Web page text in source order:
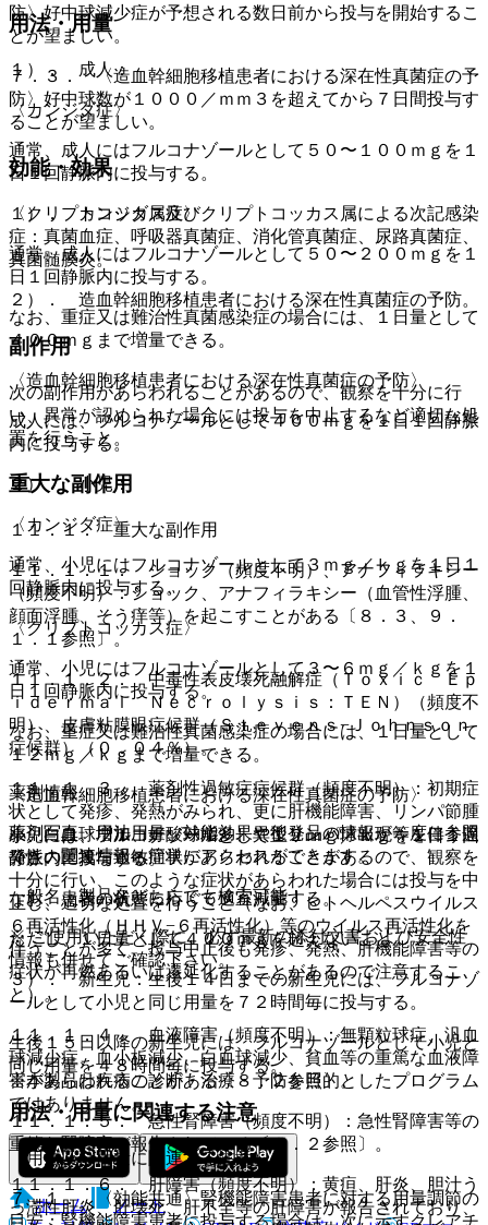
防〉好中球減少症が予想される数日前から投与を開始するこ
とが望ましい。
７．３． 〈造血幹細胞移植患者における深在性真菌症の予
防〉好中球数が１０００／ｍｍ３を超えてから７日間投与す
ることが望ましい。
効能・効果
１）． カンジダ属及びクリプトコッカス属による次記感染
症：真菌血症、呼吸器真菌症、消化管真菌症、尿路真菌症、
真菌髄膜炎。
２）． 造血幹細胞移植患者における深在性真菌症の予防。
副作用
次の副作用があらわれることがあるので、観察を十分に行
い、異常が認められた場合には投与を中止するなど適切な処
置を行うこと。
重大な副作用
１１．１． 重大な副作用
１１．１．１． ショック（頻度不明）、アナフィラキシー
（頻度不明）：ショック、アナフィラキシー（血管性浮腫、
顔面浮腫、そう痒等）を起こすことがある〔８．３、９．
１．１参照〕。
１１．１．２． 中毒性表皮壊死融解症（Ｔｏｘｉｃ Ｅｐ
ｉｄｅｒｍａｌ Ｎｅｃｒｏｌｙｓｉｓ：ＴＥＮ）（頻度不
明）、皮膚粘膜眼症候群（Ｓｔｅｖｅｎｓ−Ｊｏｈｎｓｏｎ
症候群）（０．０４％）。
１１．１．３． 薬剤性過敏症症候群（頻度不明）：初期症
状として発疹、発熱がみられ、更に肝機能障害、リンパ節腫
脹、白血球増加、好酸球増多、異型リンパ球出現等を伴う遅
発性の重篤な過敏症状があらわれることがあるので、観察を
十分に行い、このような症状があらわれた場合には投与を中
止し、適切な処置を行うこと（なお、ヒトヘルペスウイルス
６再活性化（ＨＨＶ−６再活性化）等のウイルス再活性化を
伴うことが多く、投与中止後も発疹、発熱、肝機能障害等の
症状が再燃あるいは遷延化することがあるので注意するこ
と）。
１１．１．４． 血液障害（頻度不明）：無顆粒球症、汎血
球減少症、血小板減少、白血球減少、貧血等の重篤な血液障
害があらわれることがある〔８．２参照〕。
１１．１．５． 急性腎障害（頻度不明）：急性腎障害等の
重篤な腎障害が報告されている〔８．２参照〕。
１１．１．６． 肝障害（頻度不明）：黄疸、肝炎、胆汁う
っ滞性肝炎、肝壊死、肝不全等の肝障害が報告されており、
用法・用量
１）． 成人：
〈カンジダ症〉
通常、成人にはフルコナゾールとして５０〜１００ｍｇを１
日１回静脈内に投与する。
〈クリプトコッカス症〉
通常、成人にはフルコナゾールとして５０〜２００ｍｇを１
日１回静脈内に投与する。
なお、重症又は難治性真菌感染症の場合には、１日量として
４００ｍｇまで増量できる。
〈造血幹細胞移植患者における深在性真菌症の予防〉
成人には、フルコナゾールとして４００ｍｇを１日１回静脈
内に投与する。
２）． 小児：
〈カンジダ症〉
通常、小児にはフルコナゾールとして３ｍｇ／ｋｇを１日１
回静脈内に投与する。
〈クリプトコッカス症〉
通常、小児にはフルコナゾールとして３〜６ｍｇ／ｋｇを１
日１回静脈内に投与する。
なお、重症又は難治性真菌感染症の場合には、１日量として
１２ｍｇ／ｋｇまで増量できる。
〈造血幹細胞移植患者における深在性真菌症の予防〉
小児には、フルコナゾールとして１２ｍｇ／ｋｇを１日１回
静脈内に投与する。
なお、患者の状態に応じて適宜減量する。
ただし、１日量として４００ｍｇを超えないこと。
３）． 新生児：生後１４日までの新生児には、フルコナゾ
ールとして小児と同じ用量を７２時間毎に投与する。
生後１５日以降の新生児には、フルコナゾールとして小児と
同じ用量を４８時間毎に投与する。
用法・用量に関連する注意
（用法及び用量に関連する注意）
７．１． 〈効能共通〉腎機能障害患者に対する用量調節の
目安：腎機能障害患者に投与する場合は、次に示すクレアチ
薬剤情報
薬剤写真、用法用量、効能効果や後発品の情報が一度に参照
でき、関連情報へ簡単にアクセスができます。
一般名、製品名どちらでも検索可能！
※ ご使用いただく際に、必ず最新の添付文書および安全性
情報も併せてご確認下さい。
※本製品は疾病の診断・治療・予防を目的としたプログラム
ではありません。
ホーム
ノート